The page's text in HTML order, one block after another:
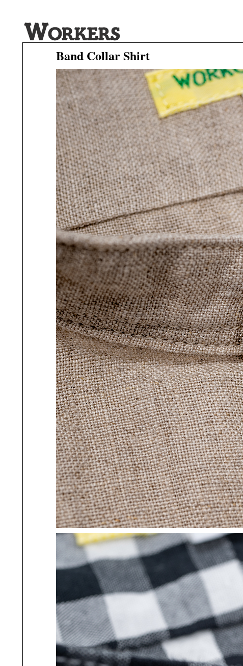
Band Collar Shirt